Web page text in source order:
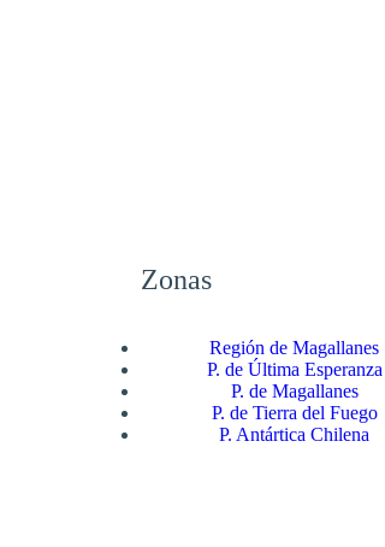
Zonas
Región de Magallanes
P. de Última Esperanza
P. de Magallanes
P. de Tierra del Fuego
P. Antártica Chilena